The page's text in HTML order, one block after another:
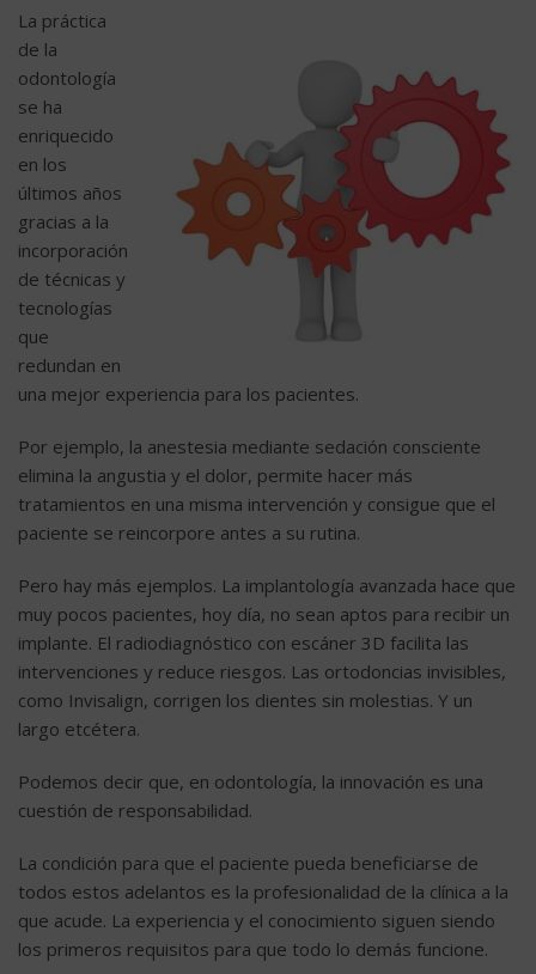
La práctica
de la
odontología
se ha
enriquecido
en los
últimos años
gracias a la
incorporación
de técnicas y
tecnologías
que
redundan en
una mejor experiencia para los pacientes.
Por ejemplo, la anestesia mediante sedación consciente
elimina la angustia y el dolor, permite hacer más
tratamientos en una misma intervención y consigue que el
paciente se reincorpore antes a su rutina.
Pero hay más ejemplos. La implantología avanzada hace que
muy pocos pacientes, hoy día, no sean aptos para recibir un
implante. El radiodiagnóstico con escáner 3D facilita las
intervenciones y reduce riesgos. Las ortodoncias invisibles,
como Invisalign, corrigen los dientes sin molestias. Y un
largo etcétera.
Podemos decir que, en odontología, la innovación es una
cuestión de responsabilidad.
La condición para que el paciente pueda beneficiarse de
todos estos adelantos es la profesionalidad de la clínica a la
que acude. La experiencia y el conocimiento siguen siendo
los primeros requisitos para que todo lo demás funcione.